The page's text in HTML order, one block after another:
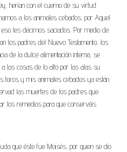
herían con el cuerno de su virtud
a los animales cebados, por Aquel
les decimos saciados. Por medio de
los padres del Nuevo Testamento, los
de la dulce alimentación interna, se
las cosas de lo alto por las alas su
toros y mis animales cebados ya están
las muertes de los padres que
los remedios para que conservéis
que éste fue Moisés, por quien se dio